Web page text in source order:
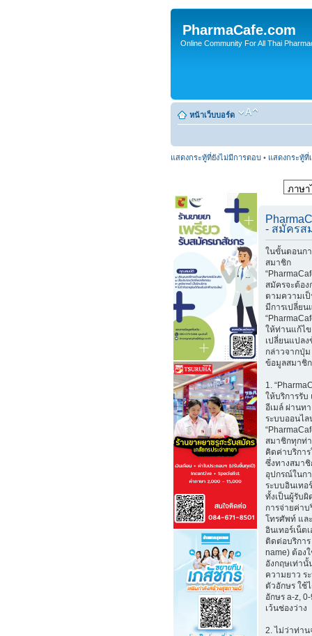
PharmaCafe.com
Online Community For All Thai
หน้าเว็บบอร์ด
แสดงกระทู้ที่ยังไม่มีการตอบ • แสดงกระทู้ที่
- สมัครส
ในขั้นตอนก
สมาชิก
สมัครจะต้อ
ตามความเ
มีการเปลี่ยน
ให้ท่านแก้ไข
เปลี่ยนแปล
กล่าวจากปุ่
ข้อมูลสมาชิ
1.
ให้บริการรับ
อีเมล์ ผ่านท
ระบบออนไล
สมาชิกทุกท่
คิดค่าบริกา
ซึ่งทางสมา
อุปกรณ์ในก
ระบบอินเทอ
ทั้งเป็นผู้รับ
การจ่ายค่าบ
โทรศัพท์ แล
อินเทอร์เน็ต
ติดต่อบริการ
name) ต้อง
อังกฤษเท่า
ความยาว ร
ตัวอักษร ใช้
อักษร a-z,
เว้นช่องว่าง
2. ไม่ว่าท่า